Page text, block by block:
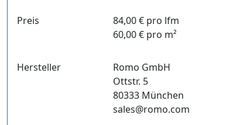
Preis
84,00 € pro lfm
60,00 € pro m²
Hersteller
Romo GmbH
Ottstr. 5
80333 München
sales@romo.com